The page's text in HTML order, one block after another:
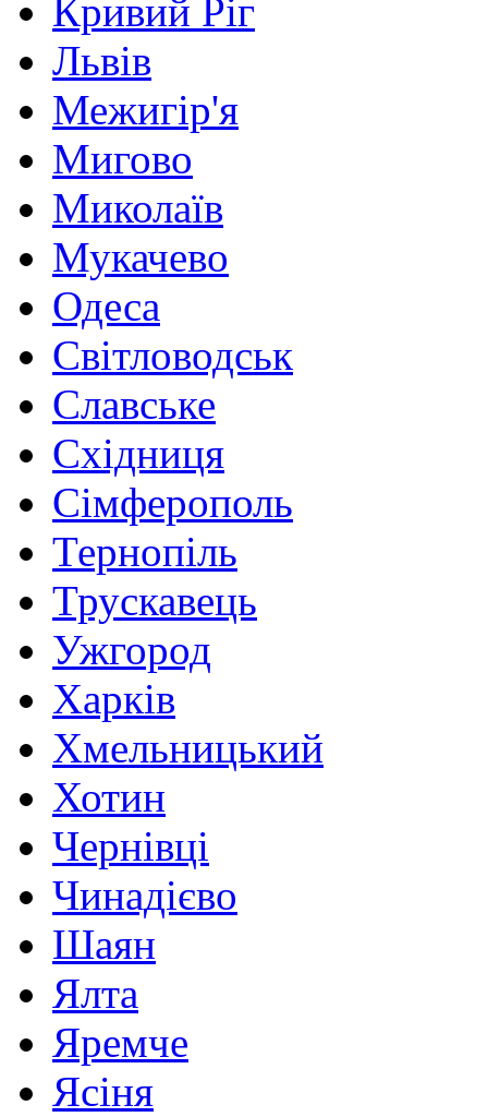
Кривий Ріг
Львів
Межигір'я
Мигово
Миколаїв
Мукачево
Одеса
Світловодськ
Славське
Східниця
Сімферополь
Тернопіль
Трускавець
Ужгород
Харків
Хмельницький
Хотин
Чернівці
Чинадієво
Шаян
Ялта
Яремче
Ясіня